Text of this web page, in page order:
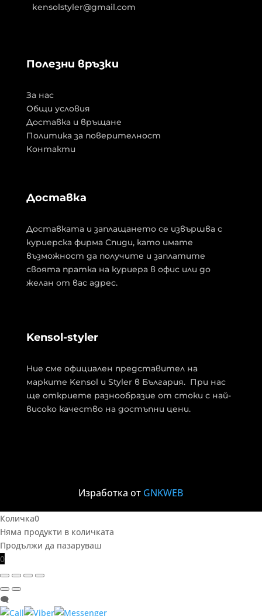
kensolstyler@gmail.com
Полезни връзки
За нас
Общи условия
Доставка и връщане
Политика за поверителност
Контакти
Доставка
Доставката и заплащането се извършва с
куриерска фирма Спиди, като имате
възможност да получите и заплатите
своята пратка на куриера в офис или до
желан от вас адрес.
Kensol-styler
Ние сме официален представител на
марките Kensol и Styler в България. При нас
ще откриете разнообразие от стоки с най-
високо качество на достъпни цени.
Изработка от GNKWEB
Количка0
Няма продукти в количката
Продължи да пазаруваш
0
🗨️